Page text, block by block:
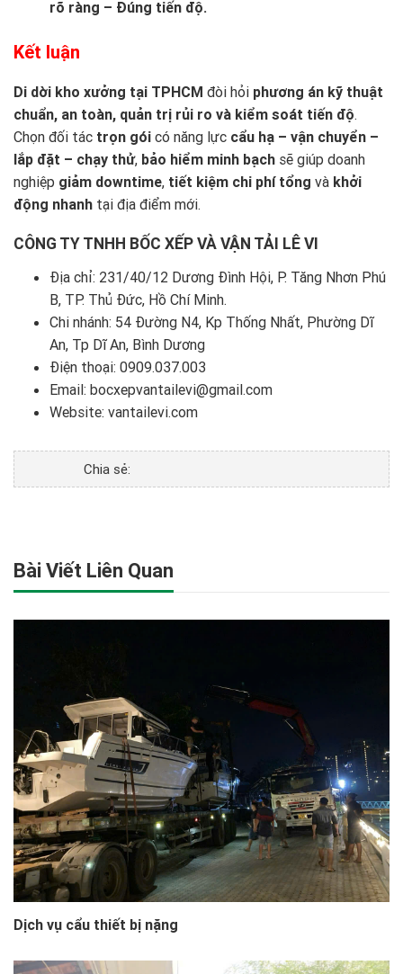
rõ ràng – Đúng tiến độ.
Kết luận
Di dời kho xưởng tại TPHCM đòi hỏi phương án kỹ thuật
chuẩn, an toàn, quản trị rủi ro và kiểm soát tiến độ.
Chọn đối tác trọn gói có năng lực cẩu hạ – vận chuyển –
lắp đặt – chạy thử, bảo hiểm minh bạch sẽ giúp doanh
nghiệp giảm downtime, tiết kiệm chi phí tổng và khởi
động nhanh tại địa điểm mới.
CÔNG TY TNHH BỐC XẾP VÀ VẬN TẢI LÊ VI
Địa chỉ: 231/40/12 Dương Đình Hội, P. Tăng Nhơn Phú
B, TP. Thủ Đức, Hồ Chí Minh.
Chi nhánh: 54 Đường N4, Kp Thống Nhất, Phường Dĩ
An, Tp Dĩ An, Bình Dương
Điện thoại: 0909.037.003
Email: bocxepvantailevi@gmail.com
Website: vantailevi.com
Chia sẻ:
Bài Viết Liên Quan
Dịch vụ cẩu thiết bị nặng